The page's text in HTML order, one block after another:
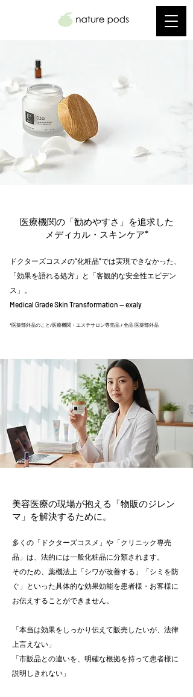
​商品コンセプト
医療機関の「勧めやすさ」を追求した
​メディカル・スキンケア*
ドクターズコスメの“化粧品”では実現できなかった、
「効果を語れる処方」と「客観的な安全性エビデン
ス」。
Medical Grade Skin Transformation — exaly
*医薬部外品のこと/医療機関・エステサロン専売品 / 全品 医薬部外品
美容医療の現場が抱える「物販のジレン
マ」を解決するために。
多くの「ドクターズコスメ」や「クリニック専売
品」は、法的には一般化粧品に分類されます。
そのため、薬機法上「シワが改善する」「シミを防
ぐ」といった具体的な効果効能を患者様・お客様に
お伝えすることができません。
「本当は効果をしっかり伝えて販売したいが、法律
上言えない」
「市販品との違いを、明確な根拠を持って患者様に
説明しきれない」